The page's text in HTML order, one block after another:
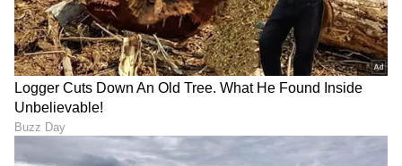
FIFA World Cup 2026:
ಯಮಾಲ್‌ ಮಿಂಚು: ಸ್ಪೇನ್‌ಗೆ
ಮೊದಲ ಗೆಲುವಿನ ಸಂಭ್ರಮ!
FIFA World Cup: 4 ಬಾರಿಯ
ಚಾಂಪಿಯನ್ ಜರ್ಮನಿ ಮತ್ತೆ
ನಾಕೌಟ್‌ಗೆ ಲಗ್ಗೆ; ಟ್ರೋಫಿ ಮೇಲೆ
ಕಣ್ಣು